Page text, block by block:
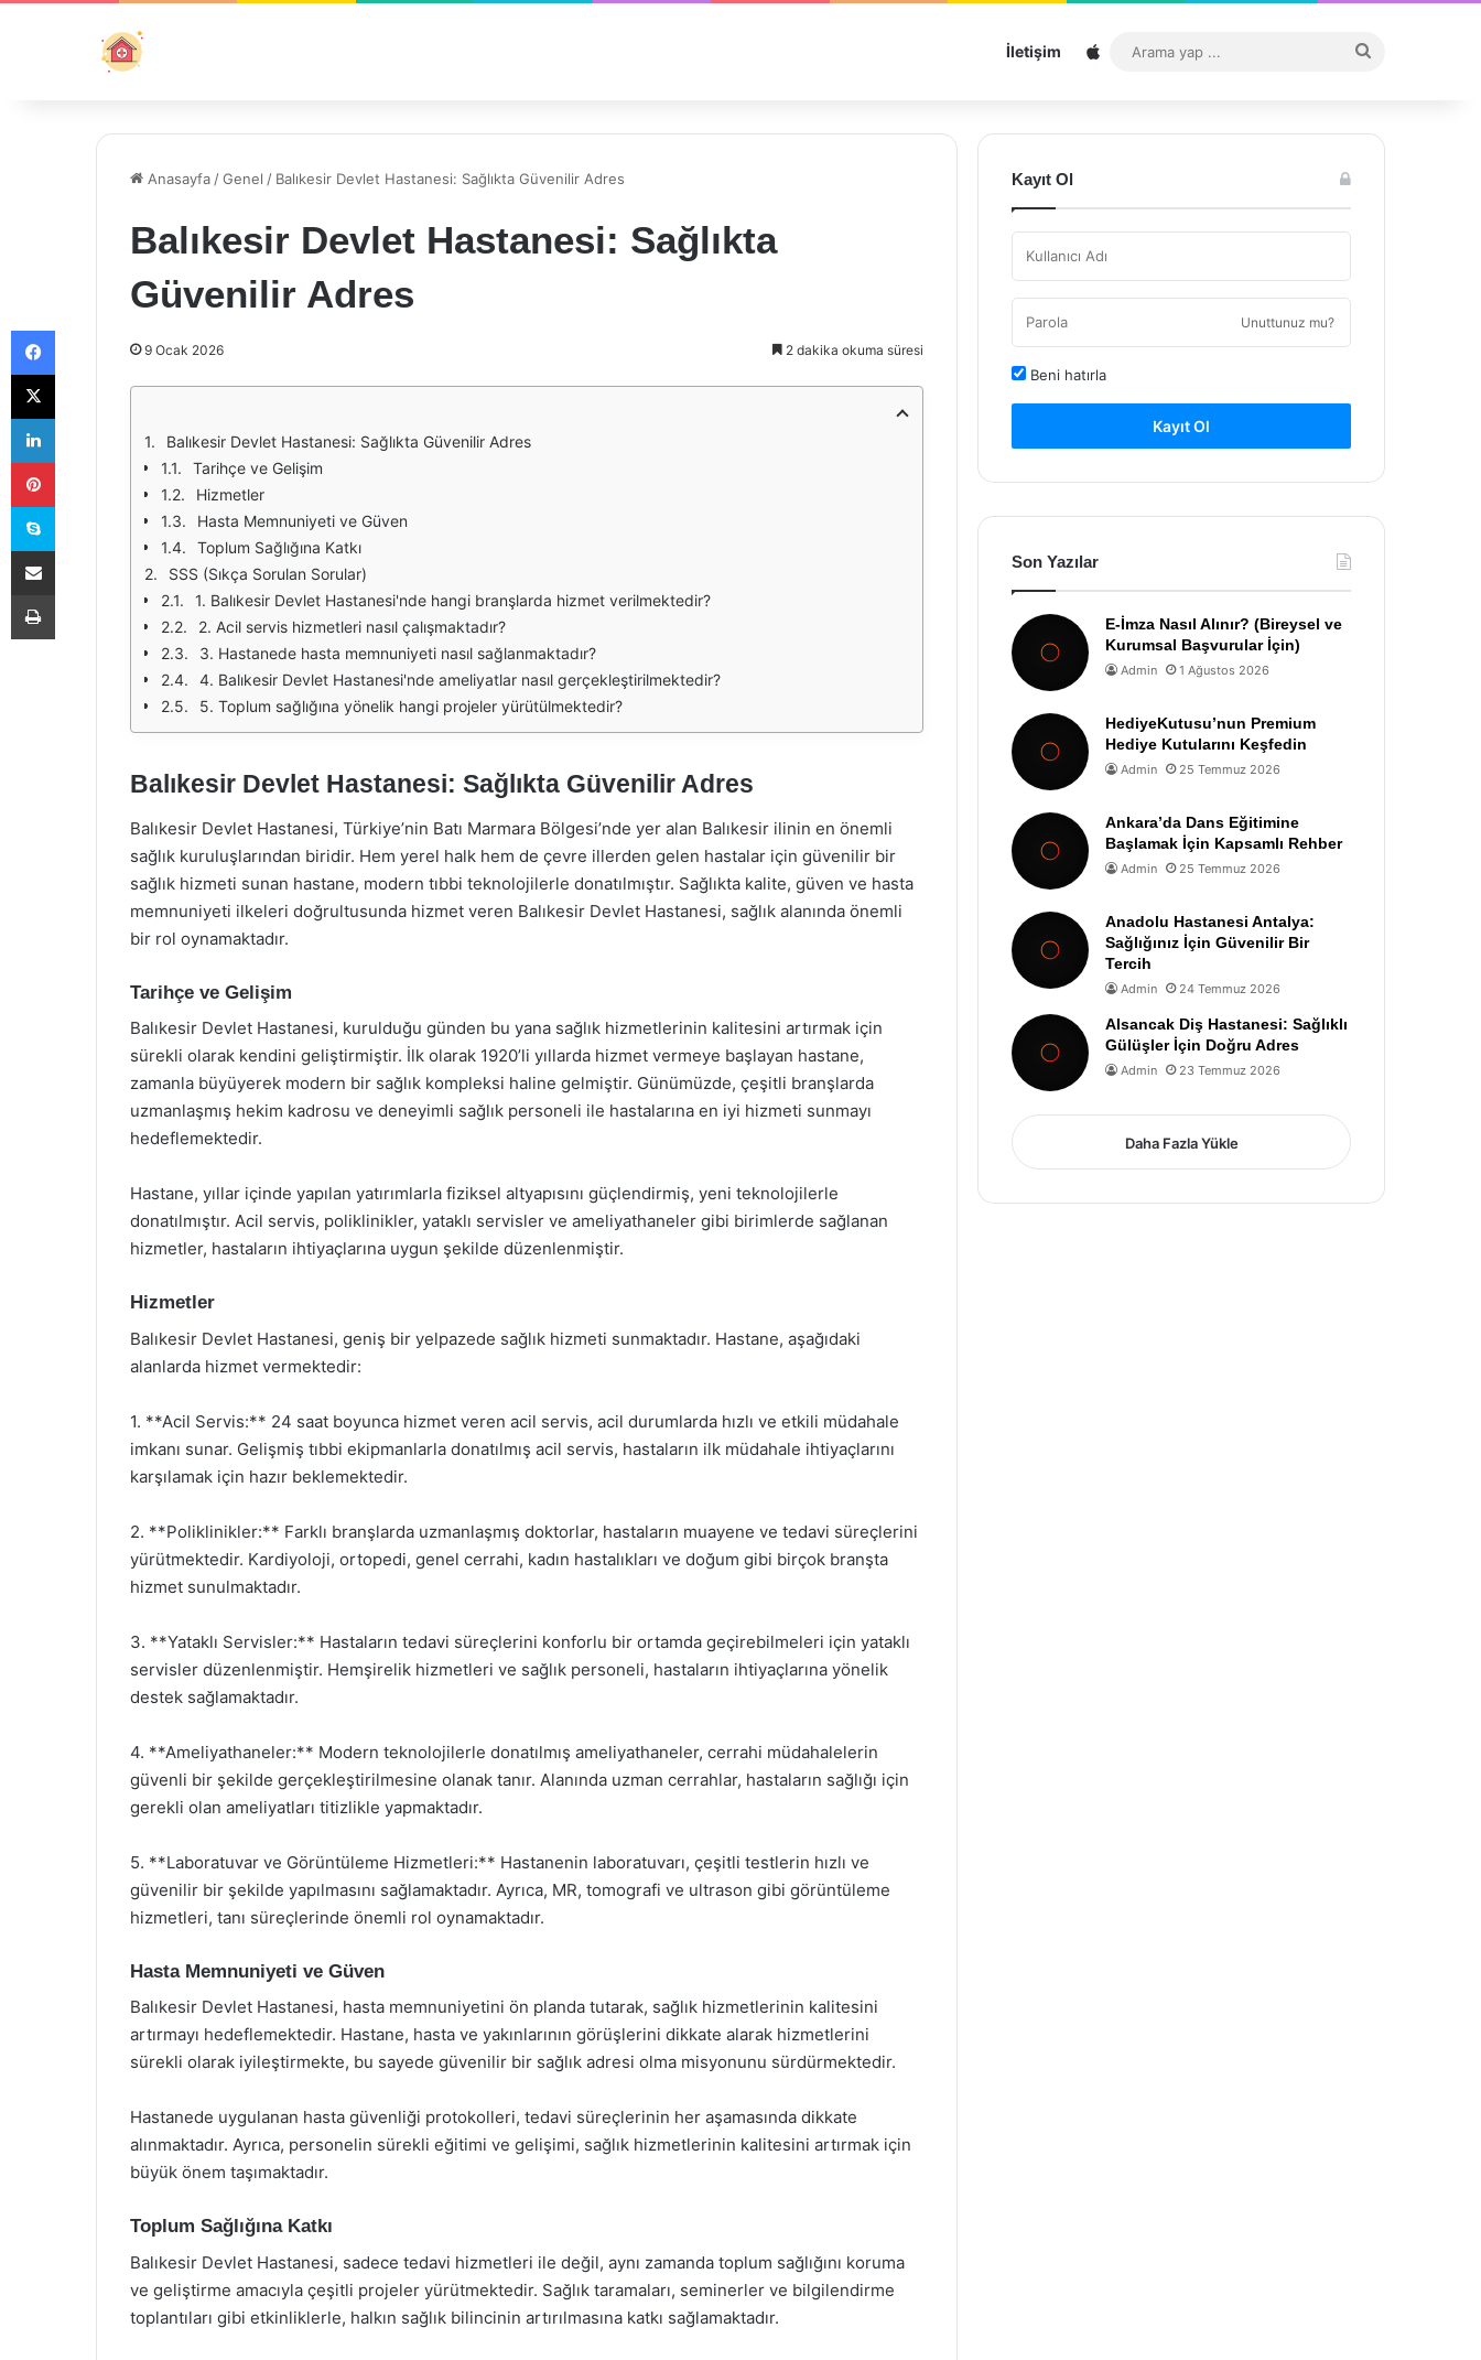
İletişim Sitemap
...
Anasayfa /Genel / Balıkesir Devlet Hastanesi: Sağlıkta Güvenilir Adres
Balıkesir Devlet Hastanesi: Sağlıkta
Güvenilir Adres
9 Ocak 2026 2 dakika okuma süresi
Balıkesir Devlet Hastanesi: Sağlıkta Güvenilir Adres
Tarihçe ve Gelişim
Hizmetler
Hasta Memnuniyeti ve Güven
Toplum Sağlığına Katkı
SSS (Sıkça Sorulan Sorular)
1. Balıkesir Devlet Hastanesi'nde hangi branşlarda hizmet verilmektedir?
2. Acil servis hizmetleri nasıl çalışmaktadır?
3. Hastanede hasta memnuniyeti nasıl sağlanmaktadır?
4. Balıkesir Devlet Hastanesi'nde ameliyatlar nasıl gerçekleştirilmektedir?
5. Toplum sağlığına yönelik hangi projeler yürütülmektedir?
Balıkesir Devlet Hastanesi: Sağlıkta Güvenilir Adres
Balıkesir Devlet Hastanesi, Türkiye’nin Batı Marmara Bölgesi’nde yer alan Balıkesir ilinin en önemli
sağlık kuruluşlarından biridir. Hem yerel halk hem de çevre illerden gelen hastalar için güvenilir bir
sağlık hizmeti sunan hastane, modern tıbbi teknolojilerle donatılmıştır. Sağlıkta kalite, güven ve hasta
memnuniyeti ilkeleri doğrultusunda hizmet veren Balıkesir Devlet Hastanesi, sağlık alanında önemli
bir rol oynamaktadır.
Tarihçe ve Gelişim
Balıkesir Devlet Hastanesi, kurulduğu günden bu yana sağlık hizmetlerinin kalitesini artırmak için
sürekli olarak kendini geliştirmiştir. İlk olarak 1920’li yıllarda hizmet vermeye başlayan hastane,
zamanla büyüyerek modern bir sağlık kompleksi haline gelmiştir. Günümüzde, çeşitli branşlarda
uzmanlaşmış hekim kadrosu ve deneyimli sağlık personeli ile hastalarına en iyi hizmeti sunmayı
hedeflemektedir.
Hastane, yıllar içinde yapılan yatırımlarla fiziksel altyapısını güçlendirmiş, yeni teknolojilerle
donatılmıştır. Acil servis, poliklinikler, yataklı servisler ve ameliyathaneler gibi birimlerde sağlanan
hizmetler, hastaların ihtiyaçlarına uygun şekilde düzenlenmiştir.
Hizmetler
Balıkesir Devlet Hastanesi, geniş bir yelpazede sağlık hizmeti sunmaktadır. Hastane, aşağıdaki
alanlarda hizmet vermektedir:
1. **Acil Servis:** 24 saat boyunca hizmet veren acil servis, acil durumlarda hızlı ve etkili müdahale
imkanı sunar. Gelişmiş tıbbi ekipmanlarla donatılmış acil servis, hastaların ilk müdahale ihtiyaçlarını
karşılamak için hazır beklemektedir.
2. **Poliklinikler:** Farklı branşlarda uzmanlaşmış doktorlar, hastaların muayene ve tedavi süreçlerini
yürütmektedir. Kardiyoloji, ortopedi, genel cerrahi, kadın hastalıkları ve doğum gibi birçok branşta
hizmet sunulmaktadır.
3. **Yataklı Servisler:** Hastaların tedavi süreçlerini konforlu bir ortamda geçirebilmeleri için yataklı
servisler düzenlenmiştir. Hemşirelik hizmetleri ve sağlık personeli, hastaların ihtiyaçlarına yönelik
destek sağlamaktadır.
4. **Ameliyathaneler:** Modern teknolojilerle donatılmış ameliyathaneler, cerrahi müdahalelerin
güvenli bir şekilde gerçekleştirilmesine olanak tanır. Alanında uzman cerrahlar, hastaların sağlığı için
gerekli olan ameliyatları titizlikle yapmaktadır.
5. **Laboratuvar ve Görüntüleme Hizmetleri:** Hastanenin laboratuvarı, çeşitli testlerin hızlı ve
güvenilir bir şekilde yapılmasını sağlamaktadır. Ayrıca, MR, tomografi ve ultrason gibi görüntüleme
hizmetleri, tanı süreçlerinde önemli rol oynamaktadır.
Hasta Memnuniyeti ve Güven
Balıkesir Devlet Hastanesi, hasta memnuniyetini ön planda tutarak, sağlık hizmetlerinin kalitesini
artırmayı hedeflemektedir. Hastane, hasta ve yakınlarının görüşlerini dikkate alarak hizmetlerini
sürekli olarak iyileştirmekte, bu sayede güvenilir bir sağlık adresi olma misyonunu sürdürmektedir.
Hastanede uygulanan hasta güvenliği protokolleri, tedavi süreçlerinin her aşamasında dikkate
alınmaktadır. Ayrıca, personelin sürekli eğitimi ve gelişimi, sağlık hizmetlerinin kalitesini artırmak için
büyük önem taşımaktadır.
Toplum Sağlığına Katkı
Balıkesir Devlet Hastanesi, sadece tedavi hizmetleri ile değil, aynı zamanda toplum sağlığını koruma
ve geliştirme amacıyla çeşitli projeler yürütmektedir. Sağlık taramaları, seminerler ve bilgilendirme
toplantıları gibi etkinliklerle, halkın sağlık bilincinin artırılmasına katkı sağlamaktadır.
Kayıt Ol
Unuttunuz mu?
Beni hatırla
Kayıt Ol
Son Yazılar
E-İmza Nasıl Alınır? (Bireysel ve
Kurumsal Başvurular İçin)
Admin 1 Ağustos 2026
HediyeKutusu’nun Premium
Hediye Kutularını Keşfedin
Admin 25 Temmuz 2026
Ankara’da Dans Eğitimine
Başlamak İçin Kapsamlı Rehber
Admin 25 Temmuz 2026
Anadolu Hastanesi Antalya:
Sağlığınız İçin Güvenilir Bir
Tercih
Admin 24 Temmuz 2026
Alsancak Diş Hastanesi: Sağlıklı
Gülüşler İçin Doğru Adres
Admin 23 Temmuz 2026
Daha Fazla Yükle
Facebook
X
LinkedIn
Pinterest
Skype
E-Posta ile paylaş